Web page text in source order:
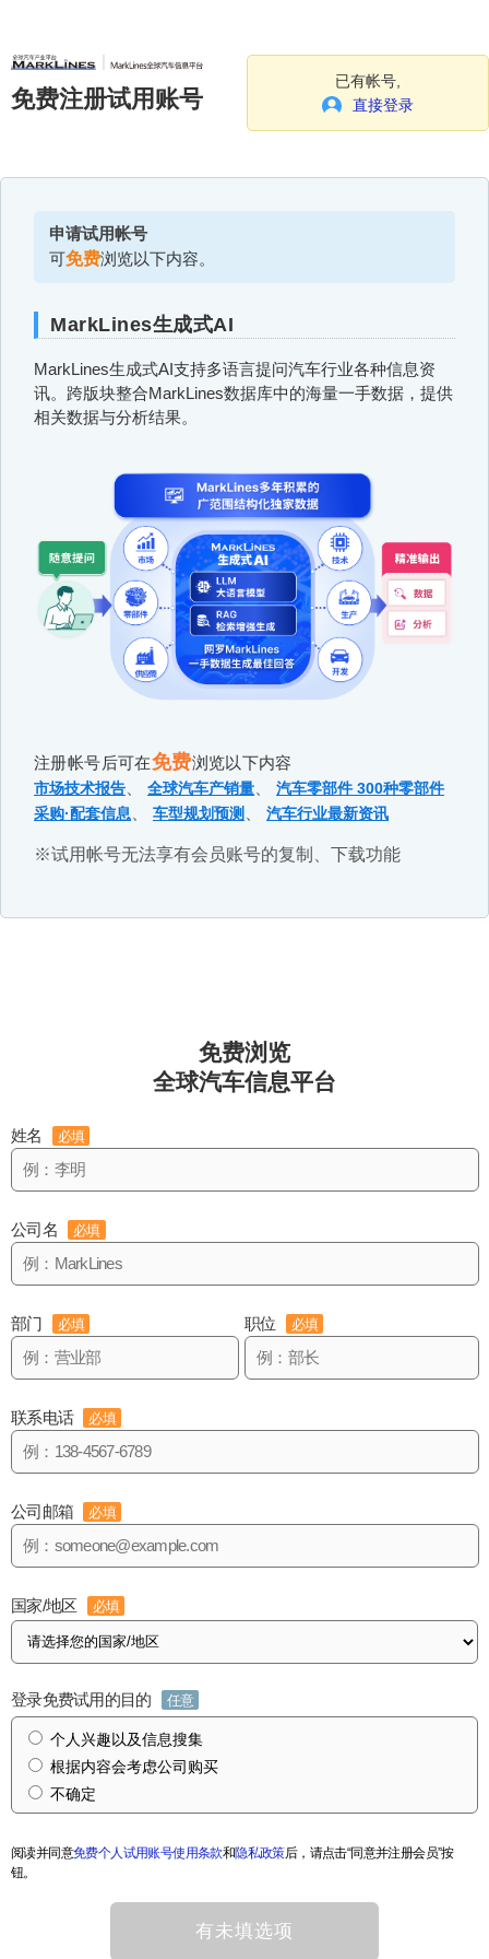
免费注册试用账号
已有帐号,
直接登录
申请试用帐号
可免费浏览以下内容。
MarkLines生成式AI
MarkLines生成式AI支持多语言提问汽车行业各种信息资
讯。跨版块整合MarkLines数据库中的海量一手数据，提供
相关数据与分析结果。
注册帐号后可在免费浏览以下内容
市场技术报告 全球汽车产销量
汽车零部件 300种零部件
采购·配套信息
车型规划预测 汽车行业最新资讯
※试用帐号无法享有会员账号的复制、下载功能
免费浏览
全球汽车信息平台
姓名 必填
公司名 必填
部门 必填 职位 必填
联系电话 必填
公司邮箱 必填
国家/地区 必填
登录免费试用的目的 任意
个人兴趣以及信息搜集
根据内容会考虑公司购买
不确定
阅读并同意免费个人试用账号使用条款和隐私政策后，请点击“同意并注册会员”按
钮。